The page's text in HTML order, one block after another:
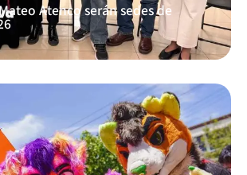
Atenco serán sedes de